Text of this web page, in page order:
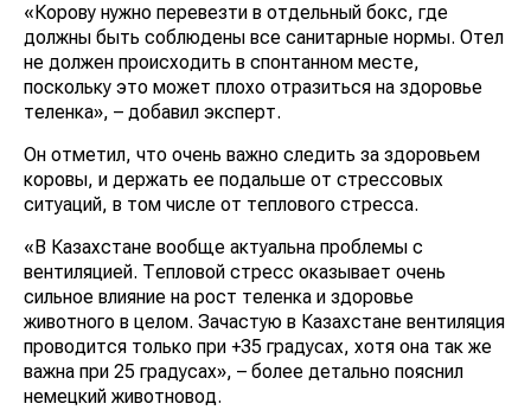
«Корову нужно перевезти в отдельный бокс, где
должны быть соблюдены все санитарные нормы. Отел
не должен происходить в спонтанном месте,
поскольку это может плохо отразиться на здоровье
теленка», – добавил эксперт.
Он отметил, что очень важно следить за здоровьем
коровы, и держать ее подальше от стрессовых
ситуаций, в том числе от теплового стресса.
«В Казахстане вообще актуальна проблемы с
вентиляцией. Тепловой стресс оказывает очень
сильное влияние на рост теленка и здоровье
животного в целом. Зачастую в Казахстане вентиляция
проводится только при +35 градусах, хотя она так же
важна при 25 градусах», – более детально пояснил
немецкий животновод.